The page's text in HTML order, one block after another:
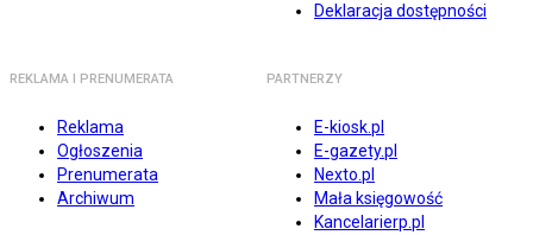
Deklaracja dostępności
REKLAMA I PRENUMERATA
Reklama
Ogłoszenia
Prenumerata
Archiwum
PARTNERZY
E-kiosk.pl
E-gazety.pl
Nexto.pl
Mała księgowość
Kancelarierp.pl